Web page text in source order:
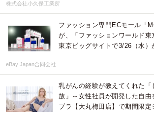
株式会社小久保工業所
ファッション専門ECモール「
が、「ファッションワールド東
東京ビッグサイトで3/26（水）
eBay Japan合同会社
乳がんの経験が教えてくれた「
放」～女性社員が開発した自由
ブラ【大丸梅田店】で期間限定